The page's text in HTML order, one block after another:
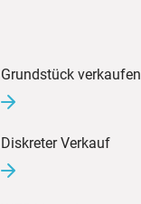
Grundstück verkaufen
Diskreter Verkauf